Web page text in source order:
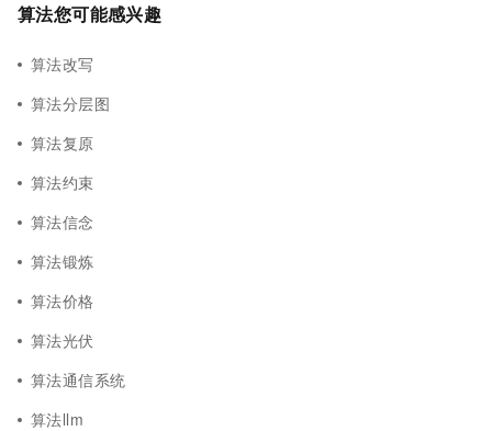
算法您可能感兴趣
算法改写
算法分层图
算法复原
算法约束
算法信念
算法锻炼
算法价格
算法光伏
算法通信系统
算法llm